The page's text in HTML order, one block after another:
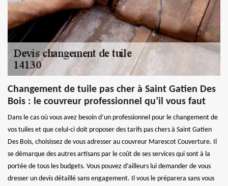
Changement de tuile pas cher à Saint Gatien Des
Bois : le couvreur professionnel qu’il vous faut
Dans le cas où vous avez besoin d’un professionnel pour le changement de
vos tuiles et que celui-ci doit proposer des tarifs pas chers à Saint Gatien
Des Bois, choisissez de vous adresser au couvreur Marescot Couverture. Il
se démarque des autres artisans par le coût de ses services qui sont à la
portée de tous les budgets. Vous pouvez d’ailleurs lui demander de vous
dresser un devis détaillé sans engagement. Il vous le préparera sans vous